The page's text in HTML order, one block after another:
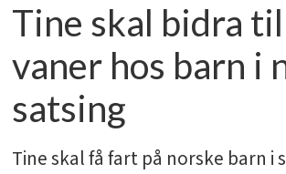
Tine skal bidra
vaner hos barn i
satsing
Tine skal få fart på norske barn i